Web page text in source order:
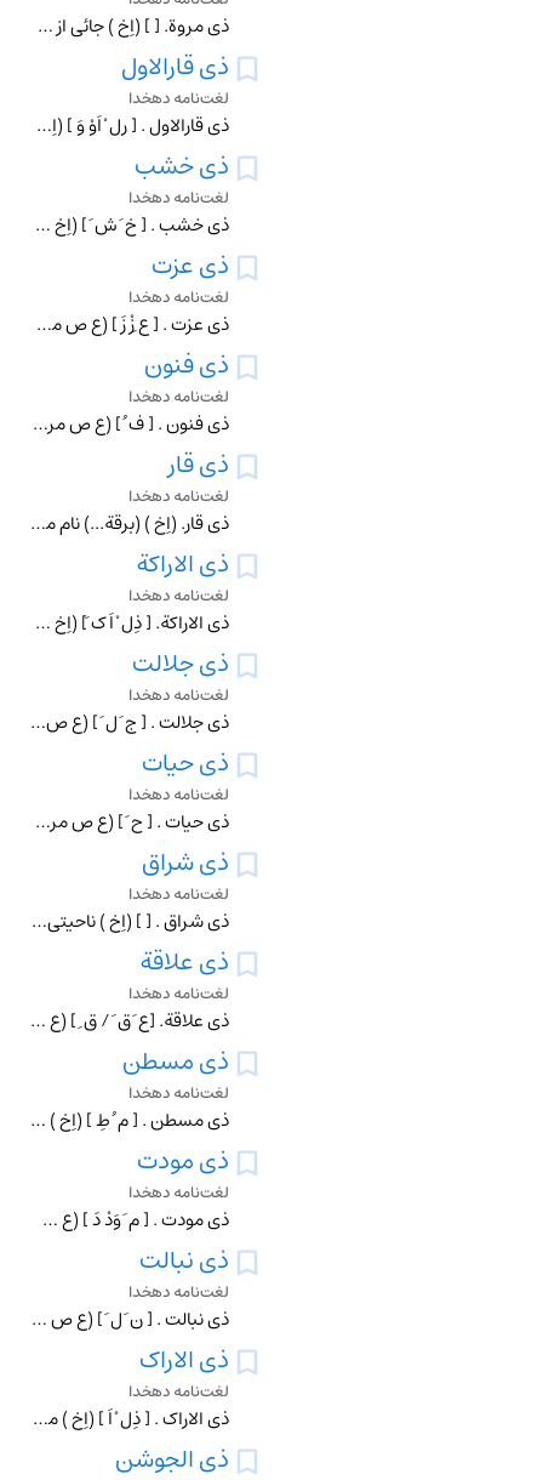
ذی مروة. [ ] (اِخ ) جائی از مدینة که وفد مصریان آنگاه که برای عزل عثمان بمدینة آمدند در آنجا منزل کردند. (حبیب السیر جزو 4 از ج 1 ص 172 س آخر).
ذی قارالاول
لغت‌نامه دهخدا
ذی قارالاول . [ رِل ْ اَوْ وَ ] (اِخ ) (یوم ُ ...) قال ابوعبیدة: فخرج عتیبة فی نحو خمسة عشر فارسا من بنی یربوع فکمن فی حمی ذی قار، حتی مرت به ابل بنی الحصین بال
ذی خشب
لغت‌نامه دهخدا
ذی خشب . [ خ َ ش َ ] (اِخ ) جایگاهی بمدینه . آنگاه که وفد بصره برای عزل عثمان بمدینه آمدند در آنجا مقام کردند. (حبیب السیر جزو4، ج 1 ص 173 س 1).
ذی عزت
لغت‌نامه دهخدا
ذی عزت . [ ع ِزْ زَ ] (ع ص مرکب ) ارجمند. عزیز.
ذی فنون
لغت‌نامه دهخدا
ذی فنون . [ ف ُ ] (ع ص مرکب ) رجوع به ذوفنون شود.
ذی قار
لغت‌نامه دهخدا
ذی قار. (اِخ ) (برقة...) نام موضعی است در شعر ذیل : لقد خبرت عیناک یوما بحبهاببرقة ذی قار و قدکتم الصدر. (از معجم البلدان ).تبه شد لشکرش در حرب ذی قارعقابش را ک
ذی الاراکة
لغت‌نامه دهخدا
ذی الاراکة. [ ذِل ْ اَ ک َ] (اِخ ) نام موضعی بیمامة. رجوع به ذوالاراکة شود.
ذی جلالت
لغت‌نامه دهخدا
ذی جلالت . [ ج َ ل َ ] (ع ص مرکب ) صاحب جلالت : خدمت ذی جلالت فلان .
ذی حیات
لغت‌نامه دهخدا
ذی حیات . [ ح َ ] (ع ص مرکب ، اِ مرکب ) جاناوَر. جانور. زائلة. دارای حیات . زنده . خداوند زندگی . || ذی حیاتی در اینجا نیست ؛احدی . هیچکس . متنفسی . دیاری . زند
ذی شراق
لغت‌نامه دهخدا
ذی شراق . [ ] (اِخ ) ناحیتی است به یمن از سنجاق و قضای تعز، مرکب از 38 قریه . (از قاموس الاعلام ترکی ).
ذی علاقة
لغت‌نامه دهخدا
ذی علاقة. [ع َ ق َ / ق ِ ] (ع ص مرکب ) صاحب بستگی . دلبسته ٔ به .
ذی مسطن
لغت‌نامه دهخدا
ذی مسطن . [ م ُ طِ ] (اِخ ) مشهورترین خطیب اطینه . مولد وی به سال 384 و وفات 332 ق .م . بود. وی مدت پانزده سال تمام وقت خویش را صرف مخالفت فیلیپوس مقدونی پدر اس
ذی مودت
لغت‌نامه دهخدا
ذی مودت . [ م َ وَدْ دَ ] (ع ص مرکب ) صاحب محبت . و در عناوین نویسند: خدمت ذیمودت فلان ...
ذی نبالت
لغت‌نامه دهخدا
ذی نبالت . [ ن َ ل َ ] (ع ص مرکب ) صاحب ذکاء و نجابت و فضل . و در عناوین نویسند: خدمت ذی نبالت فلان ...
ذی الاراک
لغت‌نامه دهخدا
ذی الاراک . [ ذِل ْ اَ ] (اِخ ) مخفف ذی الاراکة در حالت جری . نام موضعی بیمامة در شعر حافظ : اذا تغرد عن ذی الاراک طائر خیر.حافظ.
ذی الجوشن